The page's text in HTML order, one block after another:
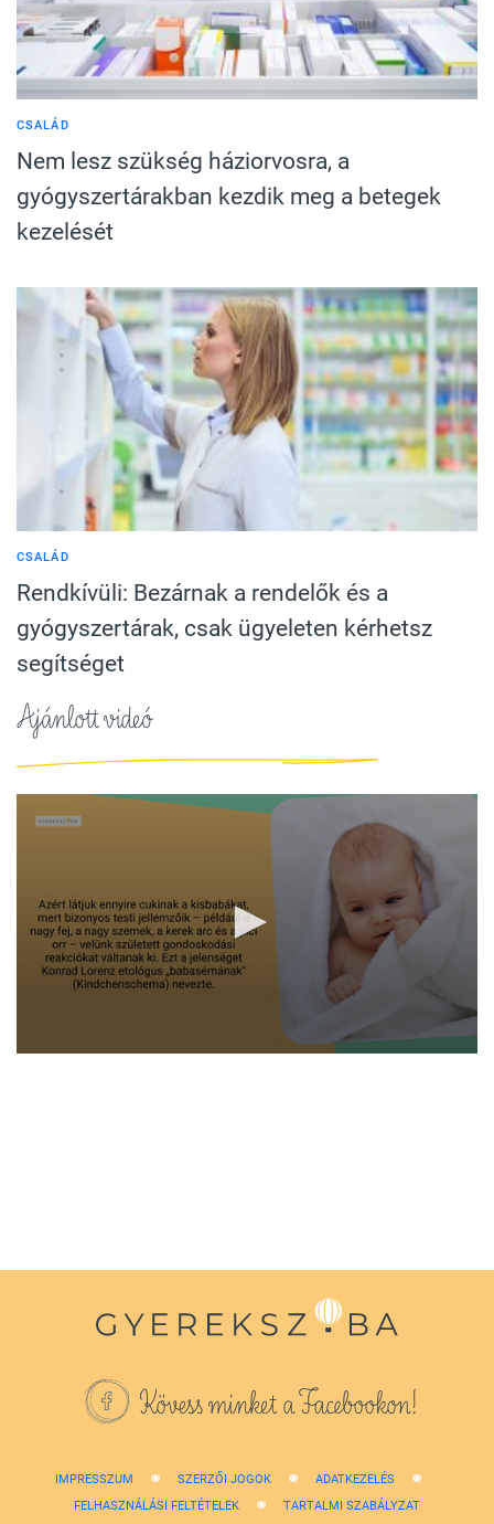
CSALÁD
Nem lesz szükség háziorvosra, a
gyógyszertárakban kezdik meg a betegek
kezelését
CSALÁD
Rendkívüli: Bezárnak a rendelők és a
gyógyszertárak, csak ügyeleten kérhetsz
segítséget
Ajánlott videó
Kövess minket a Facebookon!
IMPRESSZUM SZERZŐI JOGOK
ADATKEZELÉS
FELHASZNÁLÁSI FELTÉTELEK
TARTALMI SZABÁLYZAT